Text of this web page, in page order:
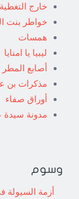
خارج التغطية
خواطر بنت
همسات
ليبيا يا امنايا
أصابع المطر
مذكرات بن
أوراق صفاء
مدونة سيدة
وسوم
أزمة